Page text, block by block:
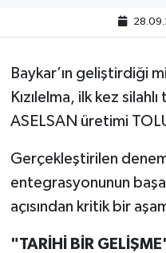
Baykar’ın geliştirdiği
Kızılelma, ilk kez
ASELSAN üretimi
Gerçekleştirilen
entegrasyonunun
açısından kritik bir
"TARİHİ BİR